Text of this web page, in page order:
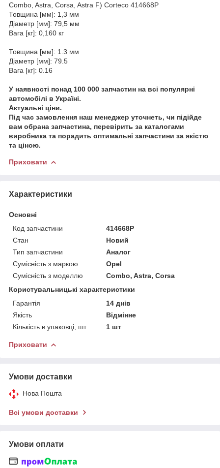
Combo, Astra, Corsa, Astra F) Corteco 414668P
Товщина [мм]: 1,3 мм
Діаметр [мм]: 79,5 мм
Вага [кг]: 0,160 кг
Товщина [мм]: 1.3 мм
Діаметр [мм]: 79.5
Вага [кг]: 0.16
У наявності понад 100 000 запчастин на всі популярні
автомобілі в Україні.
Актуальні ціни.
Під час замовлення наш менеджер уточнеть, чи підійде
вам обрана запчастина, перевірить за каталогами
виробника та порадить оптимальні запчастини за якістю
та ціною.
Приховати
Характеристики
Основні
Код запчастини
414668P
Стан
Новий
Тип запчастини
Аналог
Сумісність з маркою
Opel
Сумісність з моделлю
Combo, Astra, Corsa
Користувальницькі характеристики
Гарантія
14 днів
Якість
Відмінне
Кількість в упаковці, шт
1 шт
Приховати
Умови доставки
Нова Пошта
Всі умови доставки
Умови оплати